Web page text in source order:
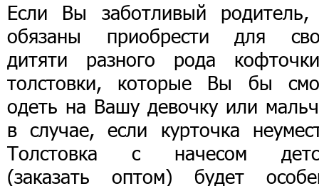
Если Вы заботливый
обязаны приобрести для
дитяти разного рода
толстовки, которые Вы бы
одеть на Вашу девочку или
в случае, если курточка
Толстовка с начесом
(заказать оптом) будет